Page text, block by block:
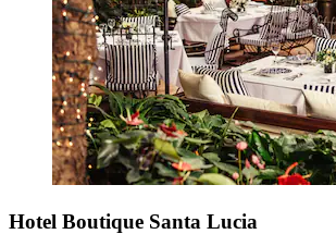
Hotel Boutique Santa Lucia